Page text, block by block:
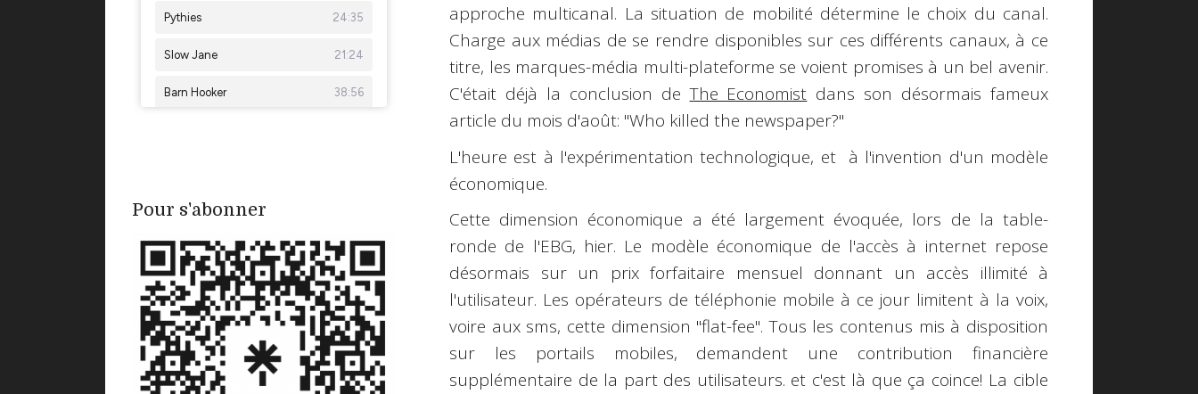
Pour s'abonner
approche multicanal. La situation de mobilité détermine le choix du canal.
Charge aux médias de se rendre disponibles sur ces différents canaux, à ce
titre, les marques-média multi-plateforme se voient promises à un bel avenir.
C'était déjà la conclusion deThe Economist dans son désormais fameux
article du mois d'août: "Who killed the newspaper?"
L'heure est à l'expérimentationtechnologique, et à l'invention d'un modèle
économique.
Cette dimension économique a été largement évoquée, lors de la table-
ronde de l'EBG, hier. Le modèle économique de l'accès à internetrepose
désormais sur un prix forfaitaire mensuel donnant un accès illimité à
l'utilisateur. Les opérateurs de téléphonie mobile à ce jour limitent à la voix,
voire aux sms, cette dimension "flat-fee". Tous les contenus mis à disposition
sur les portails mobiles, demandent une contribution financière
supplémentaire de la part des utilisateurs. et c'est là que ça coince! La cible